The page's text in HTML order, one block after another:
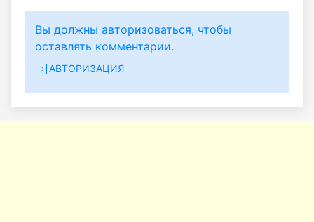
Вы должны авторизоваться, чтобы
оставлять комментарии.
АВТОРИЗАЦИЯ